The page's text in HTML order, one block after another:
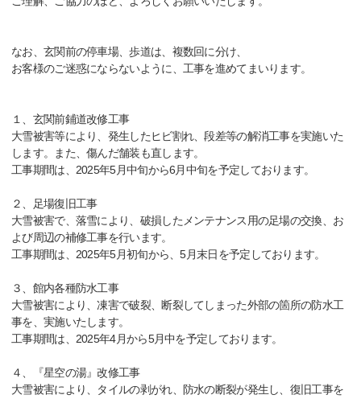
なお、玄関前の停車場、歩道は、複数回に分け、
お客様のご迷惑にならないように、工事を進めてまいります。
１、玄関前鋪道改修工事
大雪被害等により、発生したヒビ割れ、段差等の解消工事を実施いた
します。また、傷んだ舗装も直します。
工事期間は、2025年5月中旬から6月中旬を予定しております。
２、足場復旧工事
大雪被害で、落雪により、破損したメンテナンス用の足場の交換、お
よび周辺の補修工事を行います。
工事期間は、2025年5月初旬から、5月末日を予定しております。
３、館内各種防水工事
大雪被害により、凍害で破裂、断裂してしまった外部の箇所の防水工
事を、実施いたします。
工事期間は、2025年4月から5月中を予定しております。
４、『星空の湯』改修工事
大雪被害により、タイルの剥がれ、防水の断裂が発生し、復旧工事を